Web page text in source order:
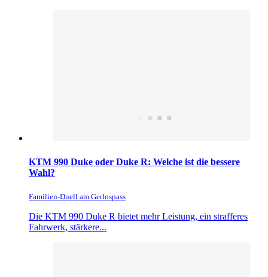
KTM 990 Duke oder Duke R: Welche ist die bessere
Wahl?
Familien-Duell am Gerlospass
Die KTM 990 Duke R bietet mehr Leistung, ein strafferes
Fahrwerk, stärkere...